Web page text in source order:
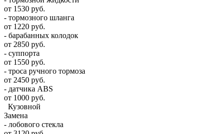
от 1530 руб.
- тормозного шланга
от 1220 руб.
- барабанных колодок
от 2850 руб.
- суппорта
от 1550 руб.
- троса ручного тормоза
от 2450 руб.
- датчика ABS
от 1000 руб.
Кузовной
Замена
- лобового стекла